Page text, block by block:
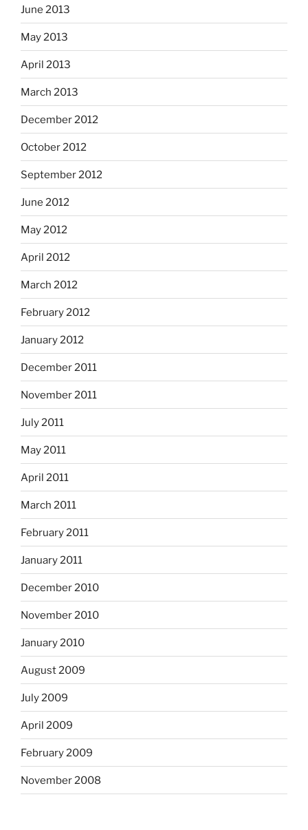
June 2013
May 2013
April 2013
March 2013
December 2012
October 2012
September 2012
June 2012
May 2012
April 2012
March 2012
February 2012
January 2012
December 2011
November 2011
July 2011
May 2011
April 2011
March 2011
February 2011
January 2011
December 2010
November 2010
January 2010
August 2009
July 2009
April 2009
February 2009
November 2008